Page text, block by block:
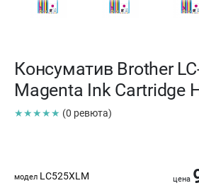
Консуматив Brother
Magenta Ink Cartridge
★★★★★ (0 ревюта)
модел LC525XLM цена